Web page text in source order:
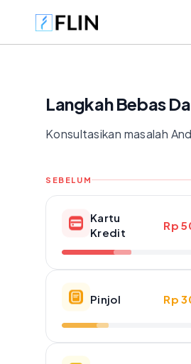
Langkah Bebas
Konsultasikan masalah
SEBELUM
Kartu
Kredit
Rp
Pinjol Rp